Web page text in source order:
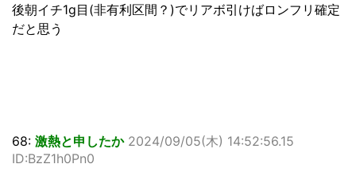
後朝イチ1g目(非有利区間？)でリアボ引けばロンフリ確定
だと思う
68: 激熱と申したか 2024/09/05(木) 14:52:56.15
ID:BzZ1h0Pn0